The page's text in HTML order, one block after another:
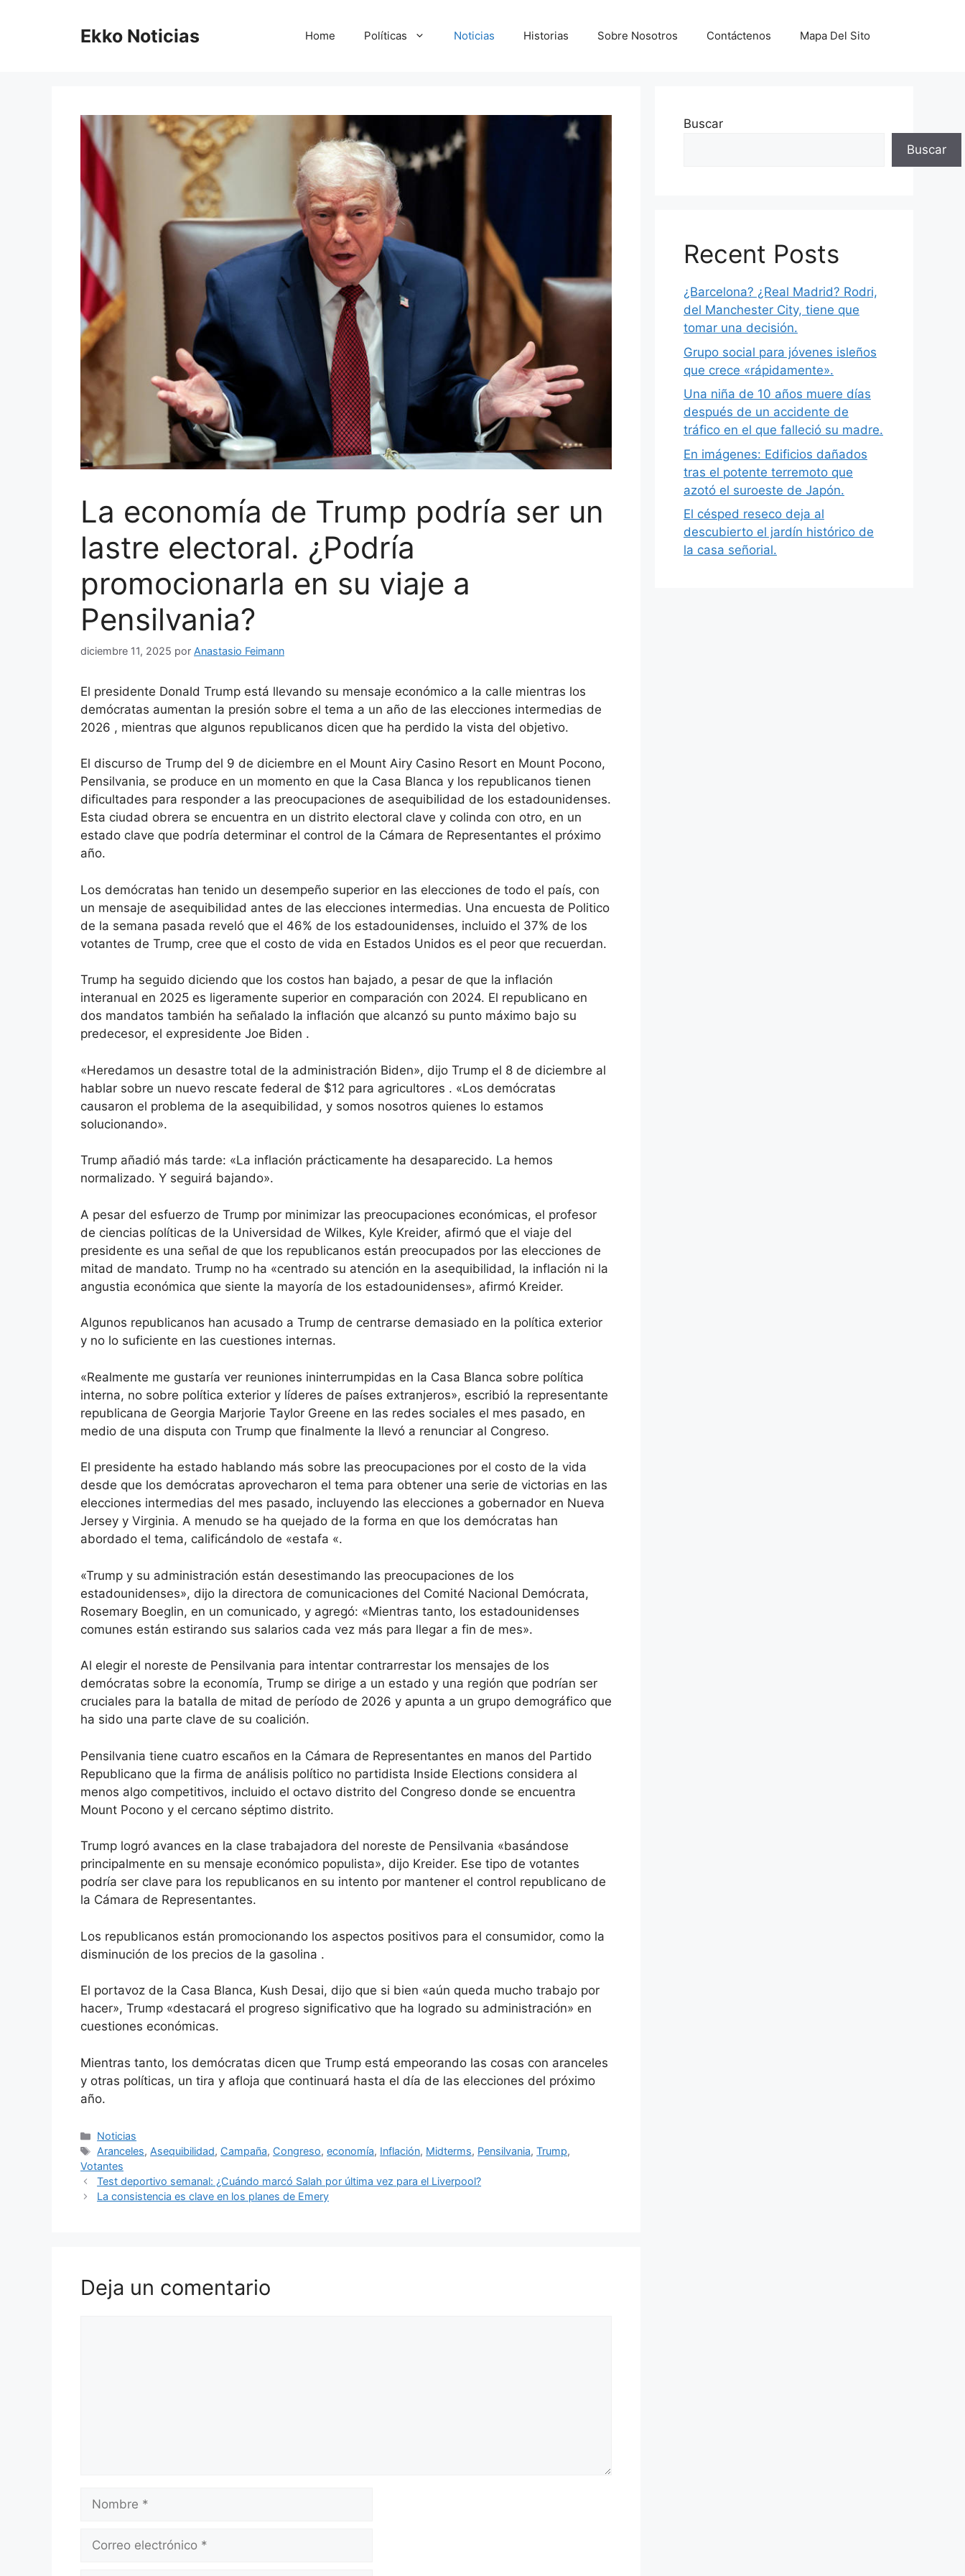
Ekko Noticias Home Políticas Noticias Historias Sobre Nosotros Contáctenos Mapa Del Sito
La economía de Trump podría ser un
lastre electoral. ¿Podría
promocionarla en su viaje a
Pensilvania?
diciembre 11, 2025 por Anastasio Feimann
El presidente Donald Trump está llevando su mensaje económico a la calle mientras los
demócratas aumentan la presión sobre el tema a un año de las elecciones intermedias de
2026 , mientras que algunos republicanos dicen que ha perdido la vista del objetivo.
El discurso de Trump del 9 de diciembre en el Mount Airy Casino Resort en Mount Pocono,
Pensilvania, se produce en un momento en que la Casa Blanca y los republicanos tienen
dificultades para responder a las preocupaciones de asequibilidad de los estadounidenses.
Esta ciudad obrera se encuentra en un distrito electoral clave y colinda con otro, en un
estado clave que podría determinar el control de la Cámara de Representantes el próximo
año.
Los demócratas han tenido un desempeño superior en las elecciones de todo el país, con
un mensaje de asequibilidad antes de las elecciones intermedias. Una encuesta de Politico
de la semana pasada reveló que el 46% de los estadounidenses, incluido el 37% de los
votantes de Trump, cree que el costo de vida en Estados Unidos es el peor que recuerdan.
Trump ha seguido diciendo que los costos han bajado, a pesar de que la inflación
interanual en 2025 es ligeramente superior en comparación con 2024. El republicano en
dos mandatos también ha señalado la inflación que alcanzó su punto máximo bajo su
predecesor, el expresidente Joe Biden .
«Heredamos un desastre total de la administración Biden», dijo Trump el 8 de diciembre al
hablar sobre un nuevo rescate federal de $12 para agricultores . «Los demócratas
causaron el problema de la asequibilidad, y somos nosotros quienes lo estamos
solucionando».
Trump añadió más tarde: «La inflación prácticamente ha desaparecido. La hemos
normalizado. Y seguirá bajando».
A pesar del esfuerzo de Trump por minimizar las preocupaciones económicas, el profesor
de ciencias políticas de la Universidad de Wilkes, Kyle Kreider, afirmó que el viaje del
presidente es una señal de que los republicanos están preocupados por las elecciones de
mitad de mandato. Trump no ha «centrado su atención en la asequibilidad, la inflación ni la
angustia económica que siente la mayoría de los estadounidenses», afirmó Kreider.
Algunos republicanos han acusado a Trump de centrarse demasiado en la política exterior
y no lo suficiente en las cuestiones internas.
«Realmente me gustaría ver reuniones ininterrumpidas en la Casa Blanca sobre política
interna, no sobre política exterior y líderes de países extranjeros», escribió la representante
republicana de Georgia Marjorie Taylor Greene en las redes sociales el mes pasado, en
medio de una disputa con Trump que finalmente la llevó a renunciar al Congreso.
El presidente ha estado hablando más sobre las preocupaciones por el costo de la vida
desde que los demócratas aprovecharon el tema para obtener una serie de victorias en las
elecciones intermedias del mes pasado, incluyendo las elecciones a gobernador en Nueva
Jersey y Virginia. A menudo se ha quejado de la forma en que los demócratas han
abordado el tema, calificándolo de «estafa «.
«Trump y su administración están desestimando las preocupaciones de los
estadounidenses», dijo la directora de comunicaciones del Comité Nacional Demócrata,
Rosemary Boeglin, en un comunicado, y agregó: «Mientras tanto, los estadounidenses
comunes están estirando sus salarios cada vez más para llegar a fin de mes».
Al elegir el noreste de Pensilvania para intentar contrarrestar los mensajes de los
demócratas sobre la economía, Trump se dirige a un estado y una región que podrían ser
cruciales para la batalla de mitad de período de 2026 y apunta a un grupo demográfico que
ha sido una parte clave de su coalición.
Pensilvania tiene cuatro escaños en la Cámara de Representantes en manos del Partido
Republicano que la firma de análisis político no partidista Inside Elections considera al
menos algo competitivos, incluido el octavo distrito del Congreso donde se encuentra
Mount Pocono y el cercano séptimo distrito.
Trump logró avances en la clase trabajadora del noreste de Pensilvania «basándose
principalmente en su mensaje económico populista», dijo Kreider. Ese tipo de votantes
podría ser clave para los republicanos en su intento por mantener el control republicano de
la Cámara de Representantes.
Los republicanos están promocionando los aspectos positivos para el consumidor, como la
disminución de los precios de la gasolina .
El portavoz de la Casa Blanca, Kush Desai, dijo que si bien «aún queda mucho trabajo por
hacer», Trump «destacará el progreso significativo que ha logrado su administración» en
cuestiones económicas.
Mientras tanto, los demócratas dicen que Trump está empeorando las cosas con aranceles
y otras políticas, un tira y afloja que continuará hasta el día de las elecciones del próximo
año.
Categorías
Noticias
Etiquetas
Aranceles,Asequibilidad, Campaña, Congreso,economía, Inflación, Midterms, Pensilvania,Trump,
Votantes
Test deportivo semanal: ¿Cuándo marcó Salah por última vez para el Liverpool?
La consistencia es clave en los planes de Emery
Deja un comentario
Nombre
Correo
Buscar
Buscar
Recent Posts
¿Barcelona? ¿Real Madrid? Rodri,
del Manchester City, tiene que
tomar una decisión.
Grupo social para jóvenes isleños
que crece «rápidamente».
Una niña de 10 años muere días
después de un accidente de
tráfico en el que falleció su madre.
En imágenes: Edificios dañados
tras el potente terremoto que
azotó el suroeste de Japón.
El césped reseco deja al
descubierto el jardín histórico de
la casa señorial.